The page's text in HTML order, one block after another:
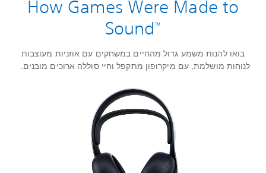
How Games Were Made to
Sound™
בואו להנות משמע גדול מהחיים במשחקים עם אוזניות מעוצבות
לנוחות מושלמת, עם מיקרופון מתקפל וחיי סוללה ארוכים מובנים.